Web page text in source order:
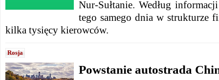
Nur-Sułtanie. Według
tego samego dnia w strukturze
kilka tysięcy kierowców.
Rosja
Powstanie autostrada